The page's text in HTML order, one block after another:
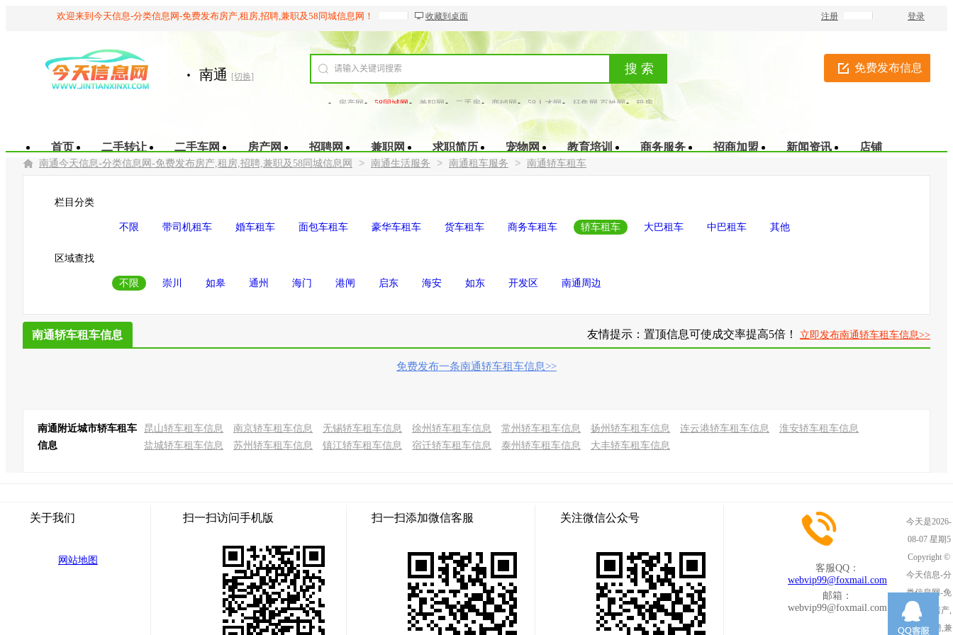
欢迎来到今天信息-分类信息网-免费发布房产,租房,招聘,兼职及58同城信息网！ 收藏到桌面 登录
注册
免费发布信息
· 南通 [切换]
房产网 58同城网 兼职网 二手房 商铺网 58人才网 赶集网 百姓网
租房
首页 二手转让 二手车网 房产网 招聘网 兼职网 求职简历 宠物网 教育培训 商务服务 招商加盟 新闻资讯 店铺
南通今天信息-分类信息网-免费发布房产,租房,招聘,兼职及58同城信息网 > 南通生活服务 > 南通租车服务 > 南通轿车租车
栏目分类
不限 带司机租车 婚车租车 面包车租车 豪华车租车 货车租车 商务车租车 轿车租车 大巴租车 中巴租车 其他
区域查找
不限 崇川 如皋 通州 海门 港闸 启东 海安 如东 开发区 南通周边
南通轿车租车信息 友情提示：置顶信息可使成交率提高5倍！ 立即发布南通轿车租车信息>>
免费发布一条南通轿车租车信息>>
南通附近城市轿车租车
信息
昆山轿车租车信息 南京轿车租车信息 无锡轿车租车信息 徐州轿车租车信息 常州轿车租车信息 扬州轿车租车信息 连云港轿车租车信息
淮安轿车租车信息
盐城轿车租车信息
苏州轿车租车信息 镇江轿车租车信息 宿迁轿车租车信息 泰州轿车租车信息 大丰轿车租车信息
关于我们
网站地图
扫一扫访问手机版 扫一扫添加微信客服 关注微信公众号
客服QQ：
webvip99@foxmail.com
邮箱：
webvip99@foxmail.com
今天是2026-
08-07 星期5
Copyright ©
今天信息-分
类信息网-免
费发布房产,
租房,招聘,兼